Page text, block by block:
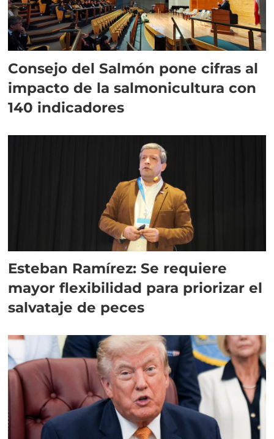
Consejo del Salmón pone cifras al
impacto de la salmonicultura con
140 indicadores
Esteban Ramírez: Se requiere
mayor flexibilidad para priorizar el
salvataje de peces